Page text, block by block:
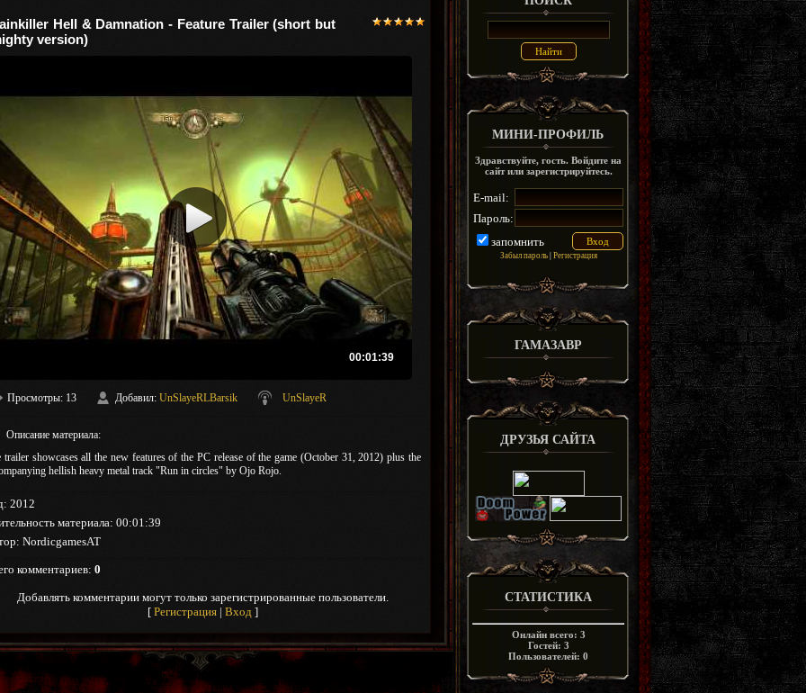
Hell & Damnation - Feature Trailer (short but
version)
00:01:39
Просмотры: 13 Добавил: UnSlayeRLBarsik UnSlayeR
Описание материала:
trailer showcases all the new features of the PC release of the game (October 31, 2012) plus the
hellish heavy metal track "Run in circles" by Ojo Rojo.
: 2012
материала: 00:01:39
: NordicgamesAT
комментариев: 0
Добавлять комментарии могут только зарегистрированные пользователи.
[ Регистрация | Вход ]
МИНИ-ПРОФИЛЬ
Здравствуйте, гость. Войдите на
сайт или зарегистрируйтесь.
E-mail:
Пароль:
запомнить
Забыл пароль| Регистрация
ГАМАЗАВР
ДРУЗЬЯ САЙТА
СТАТИСТИКА
Онлайн всего: 3
Гостей: 3
Пользователей: 0